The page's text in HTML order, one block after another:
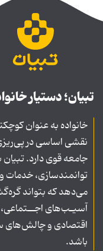
تبیان؛ دستیار
خانواده به عنوان
نقشی اساسی در
جامعه قوی دارد.
توانمندسازی، خدمات و
می‌دهد که بتواند
آسیـب‌های
اقتصادی و چالش‌های
باشد.